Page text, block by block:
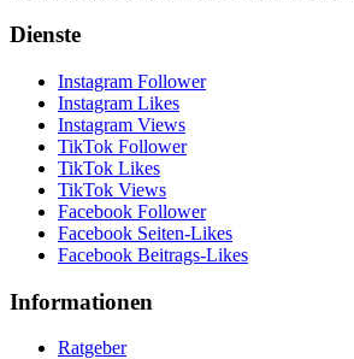
Dienste
Instagram Follower
Instagram Likes
Instagram Views
TikTok Follower
TikTok Likes
TikTok Views
Facebook Follower
Facebook Seiten-Likes
Facebook Beitrags-Likes
Informationen
Ratgeber